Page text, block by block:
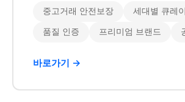
중고거래 안전보장 세대별 큐레
품질 인증 프리미엄 브랜드
바로가기 →